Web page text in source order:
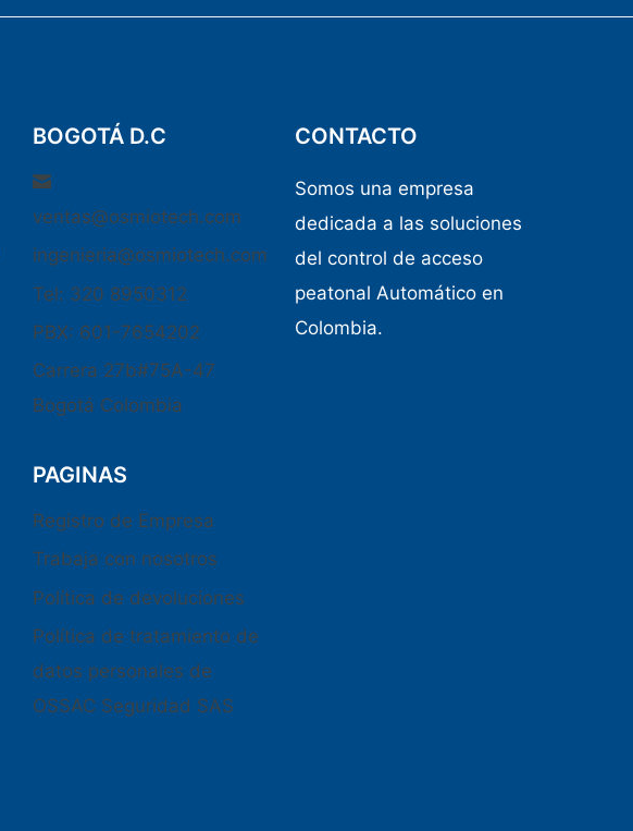
BOGOTÁ D.C
ventas@osmiotech.com
ingenieria@osmiotech.com
Tel: 320 8950312
PBX: 601-7654202
Carrera 27b#75A-47
Bogotá Colombia
PAGINAS
Registro de Empresa
Trabaja con nosotros
Política de devoluciones
Política de tratamiento de
datos personales de
OSSAC Seguridad SAS
CONTACTO
Somos una empresa
dedicada a las soluciones
del control de acceso
peatonal Automático en
Colombia.